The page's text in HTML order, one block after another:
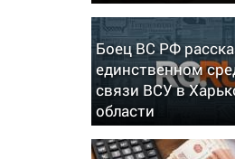
Боец ВС РФ
единственном
связи ВСУ в
области